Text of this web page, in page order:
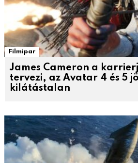
Filmipar
James Cameron a
tervezi, az Avatar 4 és 5
kilátástalan